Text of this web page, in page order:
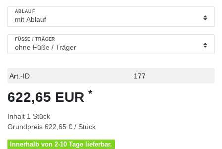
ABLAUF
FÜSSE / TRÄGER
Technisches
Wert
Art.-ID 177
622,65 EUR *
Inhalt 1 Stück
Grundpreis 622,65 € / Stück
Innerhalb von 2-10 Tage lieferbar.